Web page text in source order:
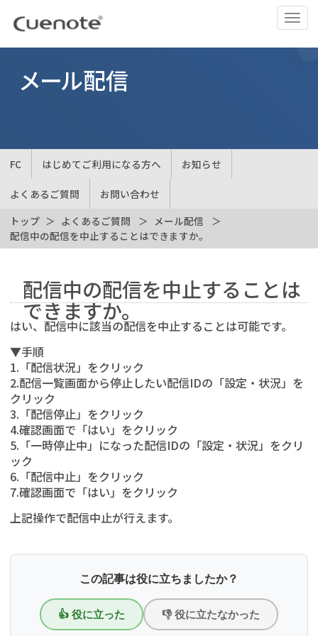
ナ
ビ
ゲ
切
メール配信
FC はじめてご利用になる方へ お知らせ
よくあるご質問
お問い合わせ
トップ
よくあるご質問
メール配信
配信中の配信を中止することはできますか。
配信中の配信を中止することは
できますか。
はい、配信中に該当の配信を中止することは可能です。
▼手順
1.「配信状況」をクリック
2.配信一覧画面から停止したい配信IDの「設定・状況」を
クリック
3.「配信停止」をクリック
4.確認画面で「はい」をクリック
5.「一時停止中」になった配信IDの「設定・状況」をクリ
ック
6.「配信中止」をクリック
7.確認画面で「はい」をクリック
上記操作で配信中止が行えます。
この記事は役に立ちましたか？
👍 役に立った 👎 役に立たなかった